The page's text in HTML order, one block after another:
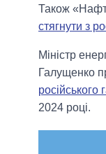
Також
стягнути з
Міністр
Галущенко
російського
2024 році.